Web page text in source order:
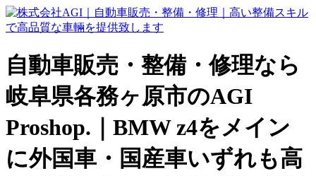
自動車販売・整備・修理なら
岐阜県各務ヶ原市のAGI
Proshop.｜BMW z4をメイン
に外国車・国産車いずれも高